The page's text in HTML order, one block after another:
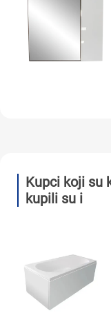
Kupci koji su
kupili su i